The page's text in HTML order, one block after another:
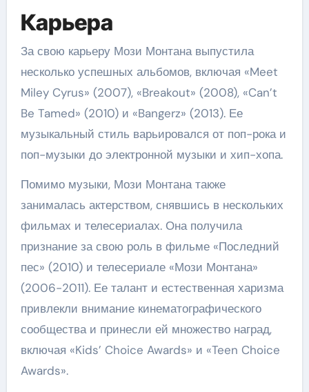
Карьера
За свою карьеру Мози Монтана выпустила
несколько успешных альбомов, включая «Meet
Miley Cyrus» (2007), «Breakout» (2008), «Can’t
Be Tamed» (2010) и «Bangerz» (2013). Ее
музыкальный стиль варьировался от поп-рока и
поп-музыки до электронной музыки и хип-хопа.
Помимо музыки, Мози Монтана также
занималась актерством, снявшись в нескольких
фильмах и телесериалах. Она получила
признание за свою роль в фильме «Последний
пес» (2010) и телесериале «Мози Монтана»
(2006-2011). Ее талант и естественная харизма
привлекли внимание кинематографического
сообщества и принесли ей множество наград,
включая «Kids’ Choice Awards» и «Teen Choice
Awards».